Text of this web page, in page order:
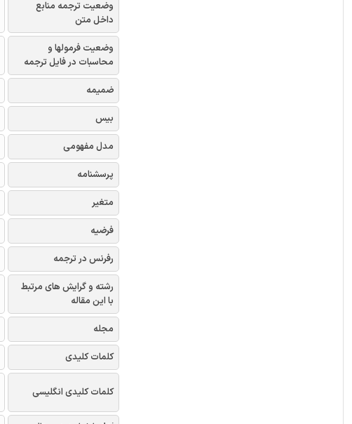
وضعیت ترجمه منابع
داخل متن
وضعیت فرمولها و
محاسبات در فایل ترجمه
ضمیمه
بیس
مدل مفهومی
پرسشنامه
متغیر
فرضیه
رفرنس در ترجمه
رشته و گرایش های مرتبط
با این مقاله
مجله
کلمات کلیدی
کلمات کلیدی انگلیسی